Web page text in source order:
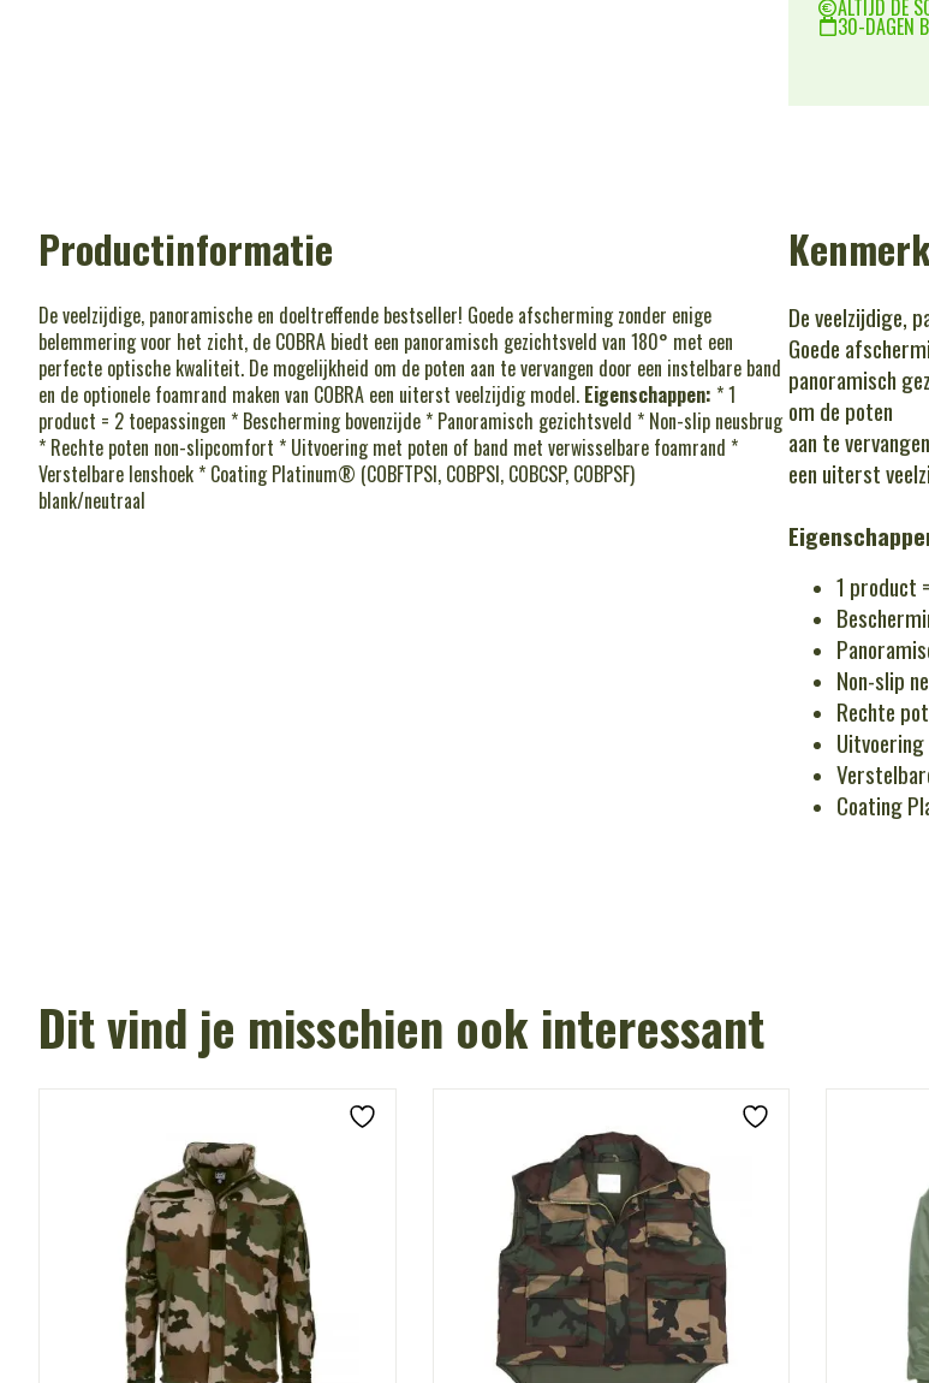
ALTIJD DE
30-DAGEN
Productinformatie
De veelzijdige, panoramische en doeltreffende bestseller! Goede afscherming zonder enige
belemmering voor het zicht, de COBRA biedt een panoramisch gezichtsveld van 180° met een
perfecte optische kwaliteit. De mogelijkheid om de poten aan te vervangen door een instelbare band
en de optionele foamrand maken van COBRA een uiterst veelzijdig model. Eigenschappen: * 1
product = 2 toepassingen * Bescherming bovenzijde * Panoramisch gezichtsveld * Non-slip neusbrug
* Rechte poten non-slipcomfort * Uitvoering met poten of band met verwisselbare foamrand *
Verstelbare lenshoek * Coating Platinum® (COBFTPSI, COBPSI, COBCSP, COBPSF)
blank/neutraal
De veelzijdige,
Goede
panoramisch
om de poten
aan te
een uiterst
1 product
Non-slip
Rechte
Coating
Dit vind je misschien ook interessant